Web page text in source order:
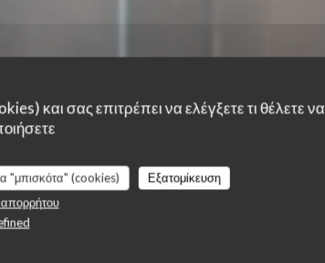
και σας επιτρέπει να ελέγξετε τι θέλετε να
"μπισκότα" (cookies)
Εξατομίκευση
απορρήτου
μας